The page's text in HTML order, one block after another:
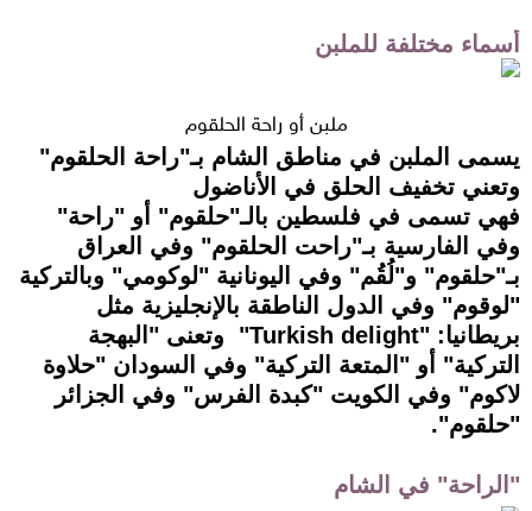
أسماء مختلفة للملبن
ملبن أو راحة الحلقوم
يسمى الملبن في مناطق الشام بـ"راحة الحلقوم"
وتعني تخفيف الحلق في الأناضول
فهي تسمى في فلسطين بالـ"حلقوم" أو "راحة"
وفي الفارسية بـ"راحت الحلقوم" وفي العراق
بـ"حلقوم" و"لُقُم" وفي اليونانية "لوكومي" وبالتركية
"لوقوم" وفي الدول الناطقة بالإنجليزية مثل
بريطانيا: "Turkish delight" وتعنى "البهجة
التركية" أو "المتعة التركية" وفي السودان "حلاوة
لاكوم" وفي الكويت "كبدة الفرس" وفي الجزائر
"حلقوم".
"الراحة" في الشام